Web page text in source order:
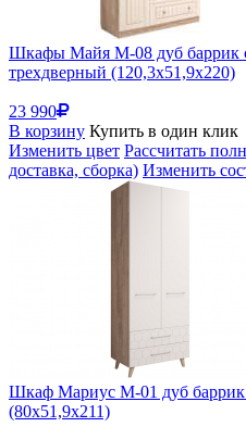
Шкафы Майя М-08 дуб баррик
трехдверный (120,3x51,9x220)
23 990
В корзину Купить в один клик
Изменить цвет Рассчитать
доставка, сборка) Изменить
Шкаф Мариус М-01 дуб
(80x51,9x211)